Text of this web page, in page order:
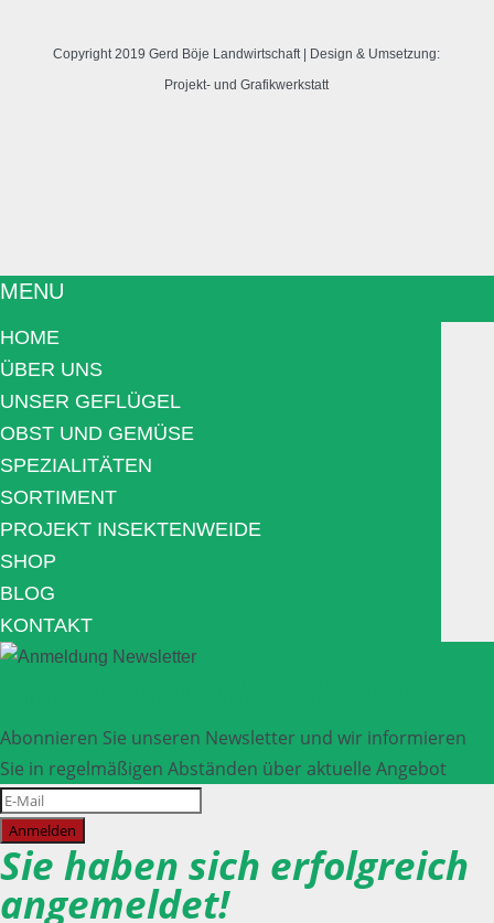
Copyright 2019Gerd Böje Landwirtschaft| Design & Umsetzung:
Projekt- und Grafikwerkstatt
MENU
HOME
ÜBER UNS
UNSER GEFLÜGEL
OBST UND GEMÜSE
SPEZIALITÄTEN
SORTIMENT
PROJEKT INSEKTENWEIDE
SHOP
BLOG
KONTAKT
Abonnieren Sie unseren Newsletter und wir informieren
Sie in regelmäßigen Abständen über aktuelle Angebot
Anmelden
Sie haben sich erfolgreich
angemeldet!